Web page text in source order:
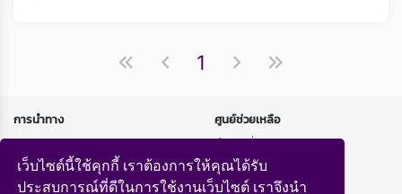
เว็บไซต์นี้ใช้คุกกี้ เราต้องการให้คุณได้รับ
ประสบการณ์ที่ดีในการใช้งานเว็บไซต์ เราจึงนำ
1
การนำทาง
หน้าแรก
หลักสูตร
ถ่ายทอดสด
ศูนย์ช่วยเหลือ
คำถามที่พบบ่อย
นโยบายความเป็นส่วนตัว